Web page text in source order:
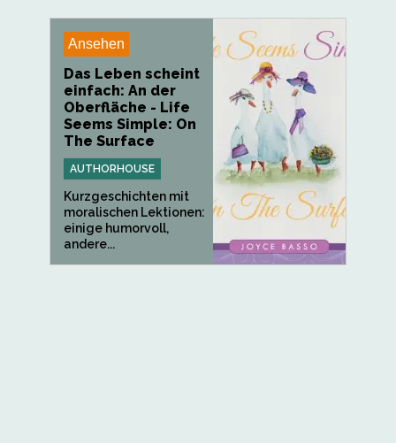
Ansehen
Das Leben scheint
einfach: An der
Oberfläche - Life
Seems Simple: On
The Surface
AUTHORHOUSE
Kurzgeschichten mit
moralischen Lektionen:
einige humorvoll,
andere...